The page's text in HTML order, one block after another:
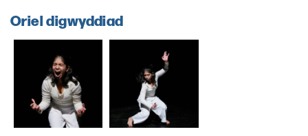
Oriel digwyddiad